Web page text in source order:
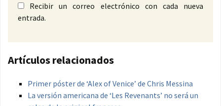
Recibir un correo electrónico con cada nueva
entrada.
Artículos relacionados
Primer póster de ‘Alex of Venice’ de Chris Messina
La versión americana de ‘Les Revenants’ no será un